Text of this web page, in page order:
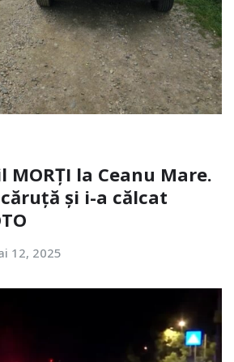
MORȚI la Ceanu Mare.
și i-a călcat
12, 2025